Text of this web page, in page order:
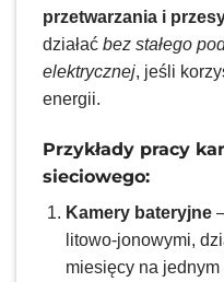
przetwarzania i
działaćbez stałego
elektrycznej, jeśli
energii.
Przykłady pracy
sieciowego:
Kamery bateryjne
litowo-jonowymi,
miesięcy na jednym